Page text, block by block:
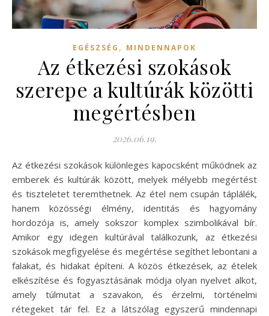
EGÉSZSÉG , MINDENNAPOK
Az étkezési szokások
szerepe a kultúrák közötti
megértésben
2026.06.19.
Az étkezési szokások különleges kapocsként működnek az
emberek és kultúrák között, melyek mélyebb megértést
és tiszteletet teremthetnek. Az étel nem csupán táplálék,
hanem közösségi élmény, identitás és hagyomány
hordozója is, amely sokszor komplex szimbolikával bír.
Amikor egy idegen kultúrával találkozunk, az étkezési
szokások megfigyelése és megértése segíthet lebontani a
falakat, és hidakat építeni. A közös étkezések, az ételek
elkészítése és fogyasztásának módja olyan nyelvet alkot,
amely túlmutat a szavakon, és érzelmi, történelmi
rétegeket tár fel. Ez a látszólag egyszerű mindennapi